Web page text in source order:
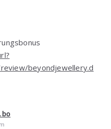
beyondjewellery.d